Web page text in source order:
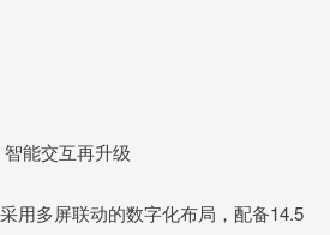
能交互再升级
用多屏联动的数字化布局，配备14.5